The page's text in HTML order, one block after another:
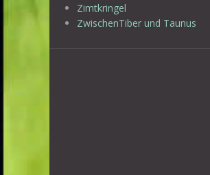
Zimtkringel
ZwischenTiber und Taunus